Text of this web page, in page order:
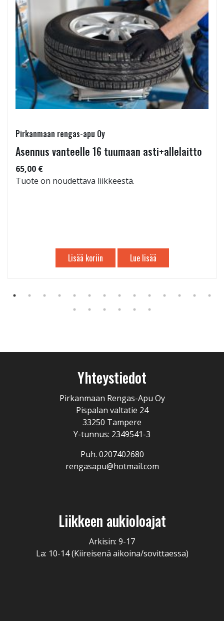
Pirkanmaan rengas-apu Oy
Asennus vanteelle 16 tuumaan asti+allelaitto
65,00 €
Tuote on noudettava liikkeestä.
Lisää koriin Lue lisää
Yhteystiedot
Pirkanmaan Rengas-Apu Oy
Pispalan valtatie 24
33250 Tampere
Y-tunnus: 2349541-3
Puh. 0207402680
rengasapu@hotmail.com
Liikkeen aukioloajat
Arkisin: 9-17
La: 10-14 (Kiireisenä aikoina/sovittaessa)